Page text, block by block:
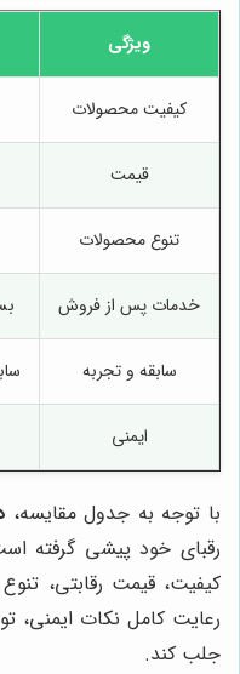
ویژگی
کیفیت محصولات
قیمت
تنوع محصولات
خدمات پس از فروش
سابقه و تجربه
ایمنی
با توجه به جدول مقایسه،
رقبای خود پیشی گرفته
کیفیت، قیمت رقابتی،
رعایت کامل نکات ایمنی،
جلب کند.